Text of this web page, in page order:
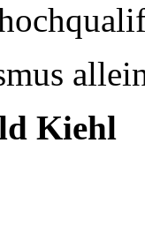
Kiehl